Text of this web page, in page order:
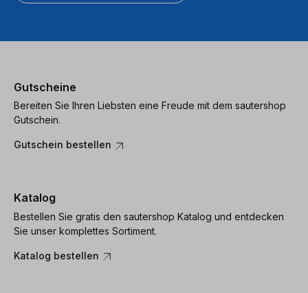
Gutscheine
Bereiten Sie Ihren Liebsten eine Freude mit dem sautershop
Gutschein.
Gutschein bestellen
Katalog
Bestellen Sie gratis den sautershop Katalog und entdecken
Sie unser komplettes Sortiment.
Katalog bestellen